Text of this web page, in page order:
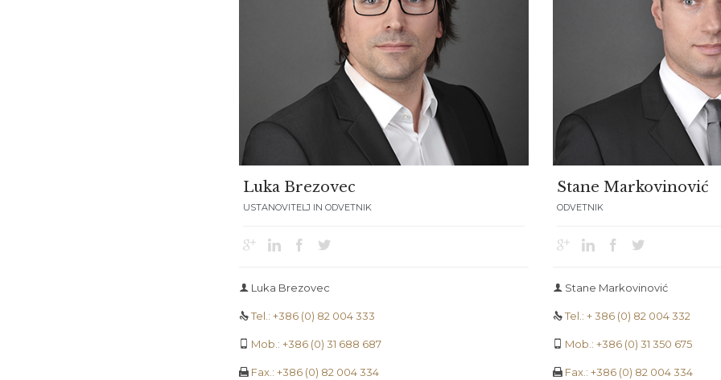
Luka Brezovec
USTANOVITELJ IN ODVETNIK
   
 Luka Brezovec
 Tel.: +386 (0) 82 004 333
Mob.: +386 (0) 31 688 687
 Fax.: +386 (0) 82 004 334
Stane Markovinović
ODVETNIK
   
 Stane Markovinović
 Tel.: + 386 (0) 82 004 332
Mob.: +386 (0) 31 350 675
 Fax.: +386 (0) 82 004 334